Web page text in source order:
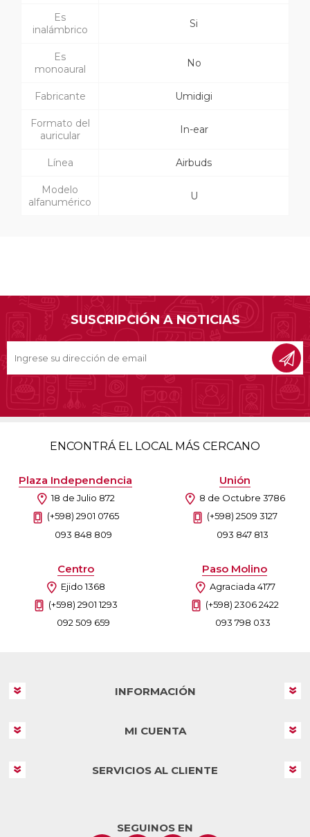
Es
inalámbrico
Si
Es
monoaural
No
Fabricante Umidigi
Formato del
auricular
In-ear
Línea Airbuds
Modelo
alfanumérico
U
SUSCRIPCIÓN A NOTICIAS
ENCONTRÁ EL LOCAL MÁS CERCANO
Plaza Independencia
18 de Julio 872
(+598) 2901 0765
093 848 809
Unión
8 de Octubre 3786
(+598) 2509 3127
093 847 813
Centro
Ejido 1368
(+598) 2901 1293
092 509 659
Paso Molino
Agraciada 4177
(+598) 2306 2422
093 798 033
INFORMACIÓN
MI CUENTA
SERVICIOS AL CLIENTE
SEGUINOS EN